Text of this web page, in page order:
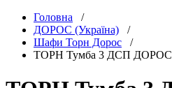
Головна /
ДОРОС (Україна) /
Шафи Торн Дорос /
ТОРН Тумба 3 ДСП ДОРОС